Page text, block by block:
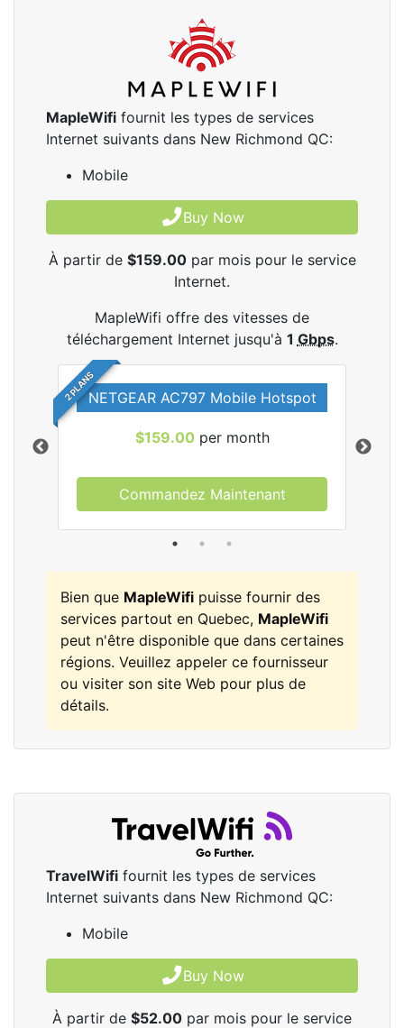
MapleWifi fournit les types de services
Internet suivants dans New Richmond QC:
Mobile
Buy Now
À partir de $159.00par mois pour le service
Internet.
MapleWifi offre des vitesses de
téléchargement Internet jusqu'à 1 Gbps.
2 PLANSNETGEAR AC797 Mobile Hotspot
$159.00 per month
Commandez Maintenant
Bien que MapleWifi puisse fournir des
services partout en Quebec, MapleWifi
peut n'être disponible que dans certaines
régions. Veuillez appeler ce fournisseur
ou visiter son site Web pour plus de
détails.
TravelWifi fournit les types de services
Internet suivants dans New Richmond QC:
Mobile
Buy Now
À partir de $52.00 par mois pour le service